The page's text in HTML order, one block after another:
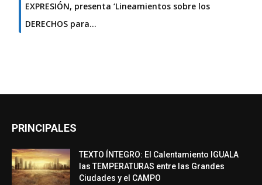
EXPRESIÓN, presenta ‘Lineamientos sobre los
DERECHOS para…
PRINCIPALES
TEXTO ÍNTEGRO: El Calentamiento IGUALA
las TEMPERATURAS entre las Grandes
Ciudades y el CAMPO